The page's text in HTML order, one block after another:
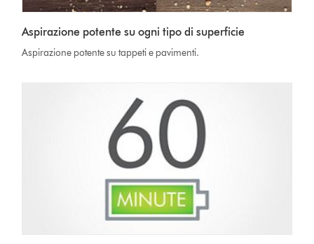
Aspirazione potente su ogni tipo di superficie
Aspirazione potente su tappeti e pavimenti.